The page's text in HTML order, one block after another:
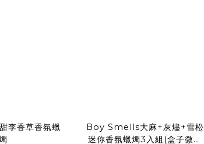
李香草香氛蠟
Boy Smells大麻+灰燼+雪松
迷你香氛蠟燭3入組(盒子微髒